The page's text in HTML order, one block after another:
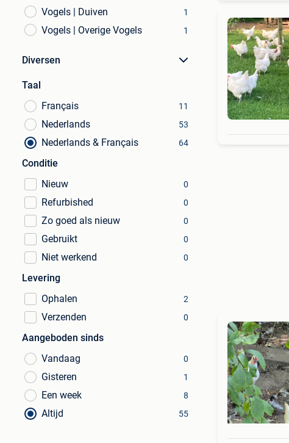
Vogels | Duiven 1
Vogels | Overige Vogels 1
Diversen
Taal
Français
11
Nederlands 53
Nederlands & Français 64
Conditie
Nieuw
0
Refurbished 0
Zo goed als nieuw 0
Gebruikt 0
Niet werkend 0
Levering
Ophalen
2
Verzenden 0
Aangeboden sinds
Vandaag
0
Gisteren 1
Een week 8
Altijd 55